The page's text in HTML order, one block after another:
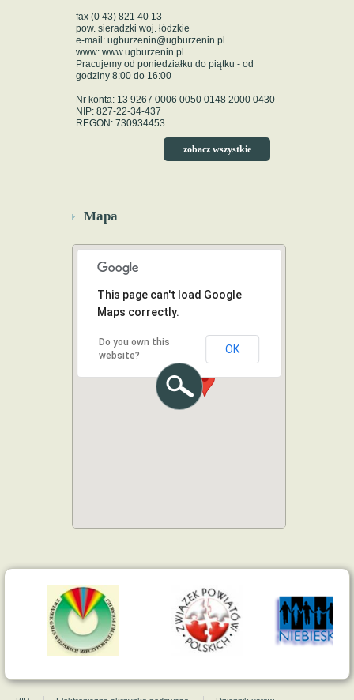
fax (0 43) 821 40 13
pow. sieradzki woj. łódzkie
e-mail: ugburzenin@ugburzenin.pl
www: www.ugburzenin.pl
Pracujemy od poniedziałku do piątku - od
godziny 8:00 do 16:00
Nr konta: 13 9267 0006 0050 0148 2000 0430
NIP: 827-22-34-437
REGON: 730934453
zobacz wszystkie
Mapa
This page can't load Google
Maps correctly.
Do you own this
website?
OK